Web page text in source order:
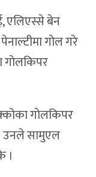
एलिएस्से बेन
गोल गरे
गोलकिपर
गोलकिपर
उनले सामुएल
।